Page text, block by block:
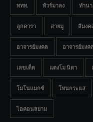
ททท. ทัวร์มาลง ทำนา
ลูกดารา สายมู สีมงค
อาจารย์มงคล อาจารย์มงค
เลขเด็ด แตงโม นิดา
โมโนแมกซ์ โหนกระแส
ไอคอนสยาม